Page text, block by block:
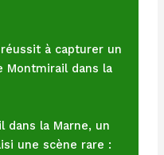
à capturer un
Montmirail dans la
dans la Marne, un
une scène rare :